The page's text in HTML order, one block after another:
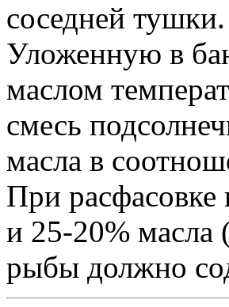
соседней тушки.
Уложенную в
маслом
смесь
масла в
При
и 25-20% масла
рыбы должно